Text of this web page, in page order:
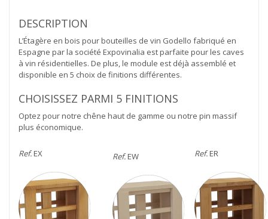
DESCRIPTION
L’Étagère en bois pour bouteilles de vin Godello fabriqué en
Espagne par la société Expovinalia est parfaite pour les caves
à vin résidentielles. De plus, le module est déjà assemblé et
disponible en 5 choix de finitions différentes.
CHOISISSEZ PARMI 5 FINITIONS
Optez pour notre chêne haut de gamme ou notre pin massif
plus économique.
Ref.EX Ref.EW Ref.ER